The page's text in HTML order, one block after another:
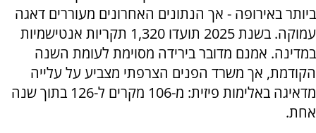
ביותר באירופה - אך הנתונים האחרונים מעוררים דאגה
עמוקה. בשנת 2025 תועדו 1,320 תקריות אנטישמיות
במדינה. אמנם מדובר בירידה מסוימת לעומת השנה
הקודמת, אך משרד הפנים הצרפתי מצביע על עלייה
מדאיגה באלימות פיזית: מ-106 מקרים ל-126 בתוך שנה
אחת.